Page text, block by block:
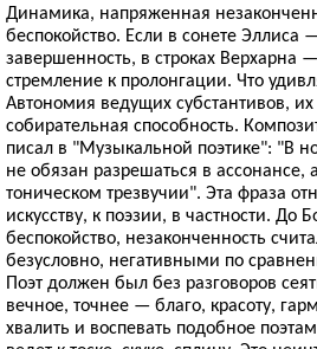
Динамика, напряженная
беспокойство. Если в сонете Эллиса
завершенность, в строках Верхарна
стремление к пролонгации. Что
Автономия ведущих субстантивов,
собирательная способность.
писал в "Музыкальной поэтике": "В
не обязан разрешаться в ассонансе,
тоническом трезвучии". Эта фраза
искусству, к поэзии, в частности. До
беспокойство, незаконченность
безусловно, негативными по
Поэт должен был без разговоров
вечное, точнее — благо, красоту,
хвалить и воспевать подобное